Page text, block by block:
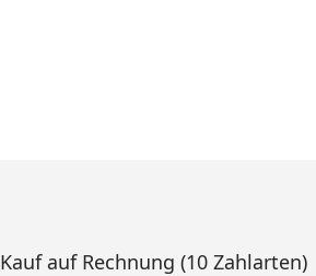
Kauf auf Rechnung (10 Zahlarten)